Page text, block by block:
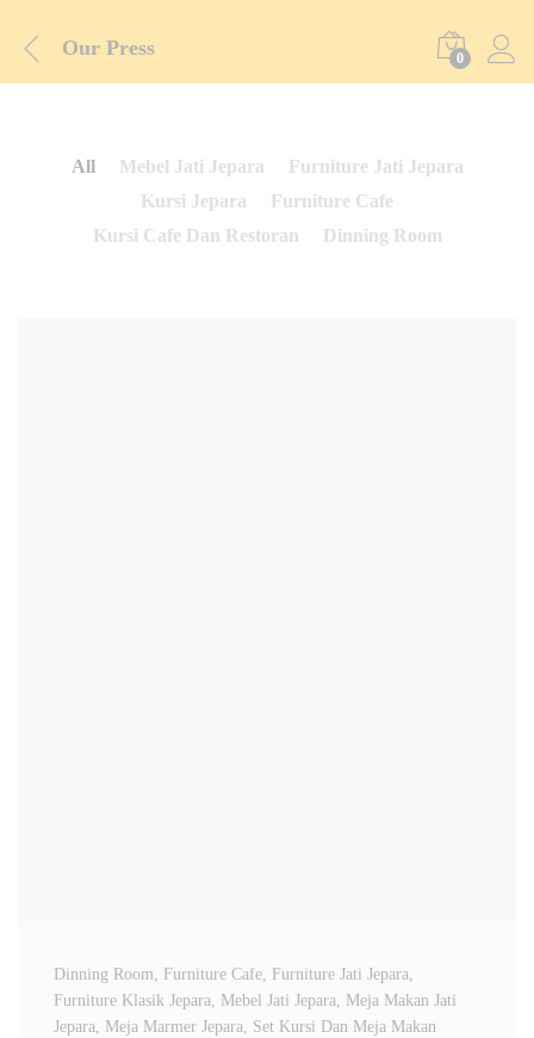
Our Press 0
All Mebel Jati Jepara
Furniture Jati Jepara
Kursi Jepara
Furniture Cafe
Kursi Cafe Dan Restoran
Dinning Room
Dinning Room, Furniture Cafe, Furniture Jati Jepara,
Furniture Klasik Jepara, Mebel Jati Jepara, Meja Makan Jati
Jepara, Meja Marmer Jepara, Set Kursi Dan Meja Makan